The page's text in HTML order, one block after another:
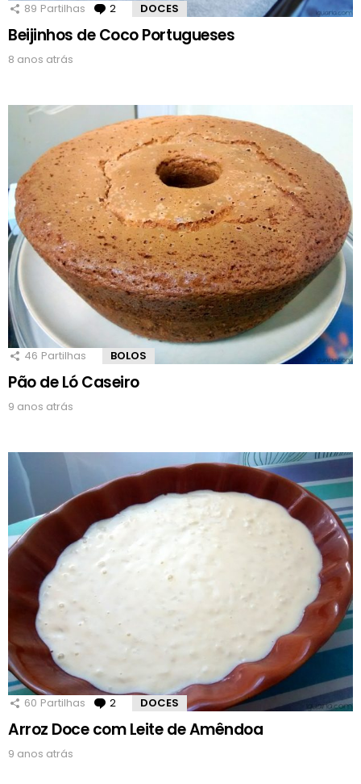
89 Partilhas 2 Comentários
DOCES
Beijinhos de Coco Portugueses
8 anos atrás
46 Partilhas BOLOS
Pão de Ló Caseiro
9 anos atrás
60 Partilhas 2 Comentários
DOCES
Arroz Doce com Leite de Amêndoa
9 anos atrás